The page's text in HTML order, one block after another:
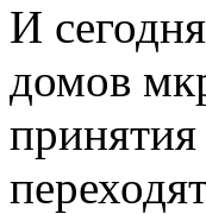
И
домов